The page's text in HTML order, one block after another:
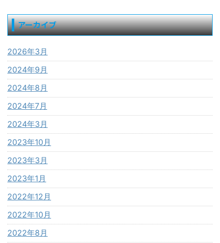
アーカイブ
2026年3月
2024年9月
2024年8月
2024年7月
2024年3月
2023年10月
2023年3月
2023年1月
2022年12月
2022年10月
2022年8月